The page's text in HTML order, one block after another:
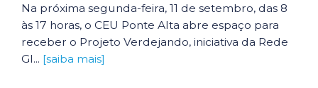
Na próxima segunda-feira, 11 de setembro, das 8
às 17 horas, o CEU Ponte Alta abre espaço para
receber o Projeto Verdejando, iniciativa da Rede
Gl... [saiba mais]